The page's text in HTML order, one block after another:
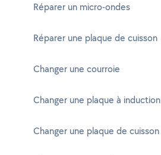
Réparer un micro-ondes
Réparer une plaque de cuisson
Changer une courroie
Changer une plaque à induction
Changer une plaque de cuisson